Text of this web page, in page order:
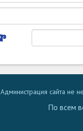
Администрация сайта не
По всем